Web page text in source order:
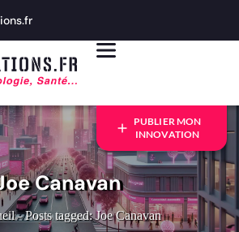
PUBLIER MON
INNOVATION
Canavan
- Posts tagged: Joe Canavan